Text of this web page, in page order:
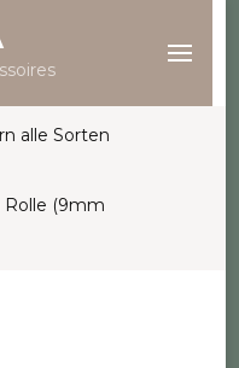
alle Sorten
Rolle (9mm